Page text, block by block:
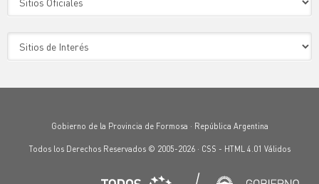
Gobierno de la Provincia de Formosa · República Argentina
Todos los Derechos Reservados © 2005-2026 · CSS - HTML 4.01 Válidos